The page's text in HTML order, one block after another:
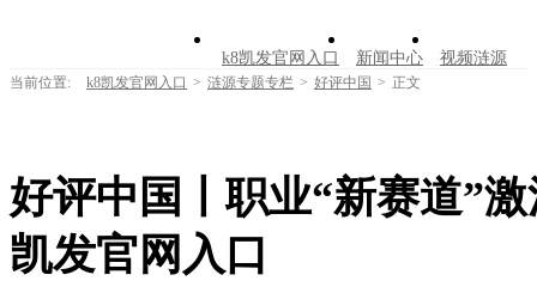
k8凯发官网入口 新闻中心 视频涟源
走进涟源
当前位置: k8凯发官网入口 > 涟源专题专栏 > 好评中国 > 正文
好评中国丨职业“新赛道”
凯发官网入口